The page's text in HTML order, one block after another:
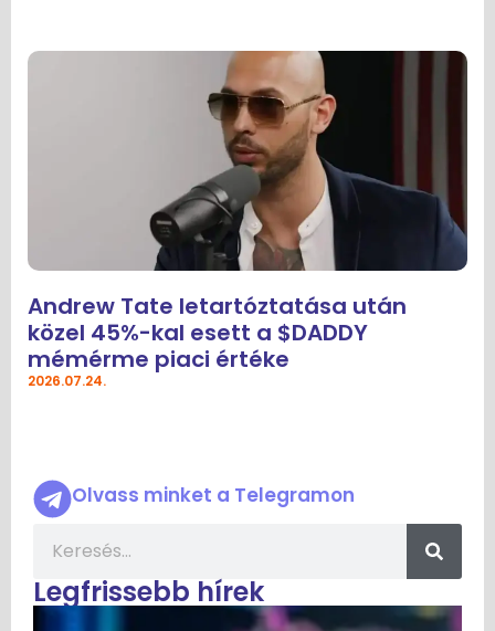
Andrew Tate letartóztatása után
közel 45%-kal esett a $DADDY
mémérme piaci értéke
2026.07.24.
Olvass minket a Telegramon
Legfrissebb hírek